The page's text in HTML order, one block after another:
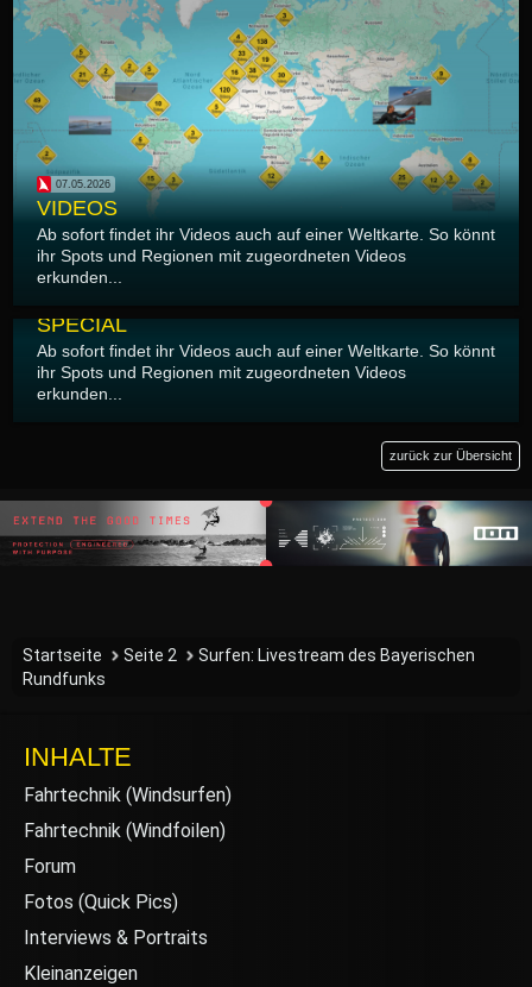
07.05.2026
VIDEOS
Ab sofort findet ihr Videos auch auf einer Weltkarte. So könnt
ihr Spots und Regionen mit zugeordneten Videos
erkunden...
SPECIAL
Ab sofort findet ihr Videos auch auf einer Weltkarte. So könnt
ihr Spots und Regionen mit zugeordneten Videos
erkunden...
zurück zur Übersicht
Startseite Seite 2
Surfen: Livestream des Bayerischen
Rundfunks
INHALTE
Fahrtechnik (Windsurfen)
Fahrtechnik (Windfoilen)
Forum
Fotos (Quick Pics)
Interviews & Portraits
Kleinanzeigen